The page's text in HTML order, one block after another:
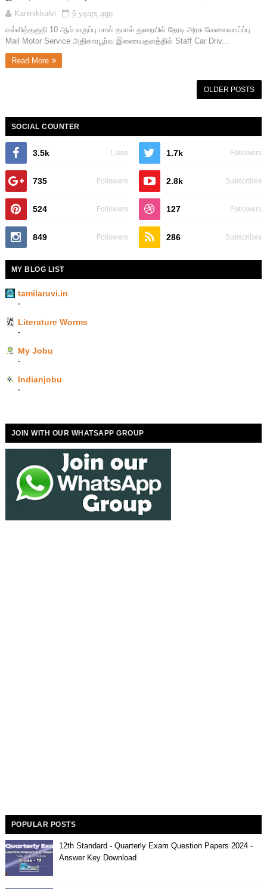
Kaninikkalvi
6 years ago
கல்வித்தகுதி 10 ஆம் வகுப்பு பாஸ் தபால் துறையில் நேரடி அரசு வேலைவாய்ப்பு
Mail Motor Service அதிகாரபூர்வ இணையதளத்தில் Staff Car Driv...
Read More
OLDER POSTS
SOCIAL COUNTER
3.5k Likes 1.7k Followers
735 Followers 2.8k Subscribes
524 Followers 127 Followers
849 Followers 286 Subscribes
MY BLOG LIST
tamilaruvi.in
-
Literature Worms
-
My Jobu
-
Indianjobu
-
JOIN WITH OUR WHATSAPP GROUP
POPULAR POSTS
12th Standard - Quarterly Exam Question Papers 2024 -
Answer Key Download